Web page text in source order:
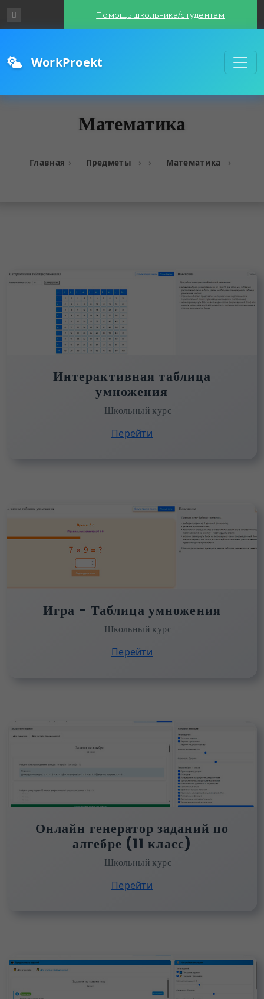
Помощь школьника/студентам
WorkProekt
Математика
Главная Предметы Математика
Интерактивная таблица
умножения
Школьный курс
Перейти
Игра - Таблица умножения
Школьный курс
Перейти
Онлайн генератор заданий по
алгебре (11 класс)
Школьный курс
Перейти